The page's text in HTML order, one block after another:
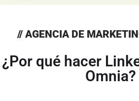
// AGENCIA DE
¿Por qué hacer
Omnia?